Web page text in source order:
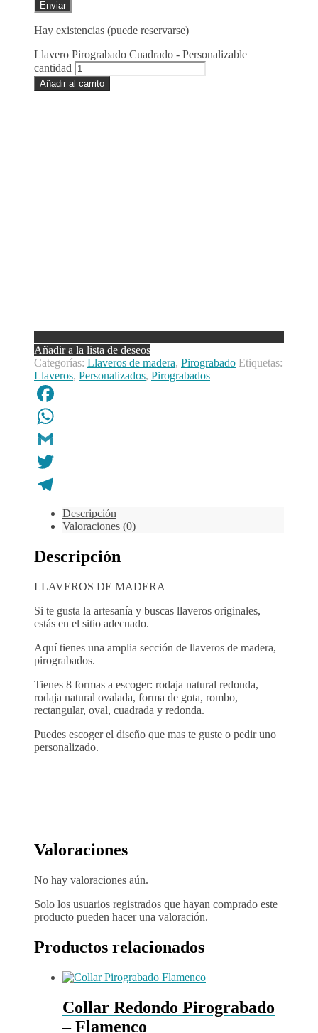
Hay existencias (puede reservarse)
Llavero Pirograbado Cuadrado - Personalizable
cantidad
Añadir al carrito
Añadir a la lista de deseos
Categorías: Llaveros de madera, Pirograbado Etiquetas:
Llaveros, Personalizados, Pirograbados
Facebook
WhatsApp
Gmail
Twitter
Telegram
Descripción
Valoraciones (0)
Descripción
LLAVEROS DE MADERA
Si te gusta la artesanía y buscas llaveros originales,
estás en el sitio adecuado.
Aquí tienes una amplia sección de llaveros de madera,
pirograbados.
Tienes 8 formas a escoger: rodaja natural redonda,
rodaja natural ovalada, forma de gota, rombo,
rectangular, oval, cuadrada y redonda.
Puedes escoger el diseño que mas te guste o pedir uno
personalizado.
Valoraciones
No hay valoraciones aún.
Solo los usuarios registrados que hayan comprado este
producto pueden hacer una valoración.
Productos relacionados
Collar Redondo Pirograbado
– Flamenco